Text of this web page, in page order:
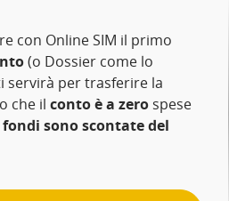
con Online SIM il primo
(o Dossier come lo
servirà per trasferire la
che il conto è a zero spese
sono scontate del